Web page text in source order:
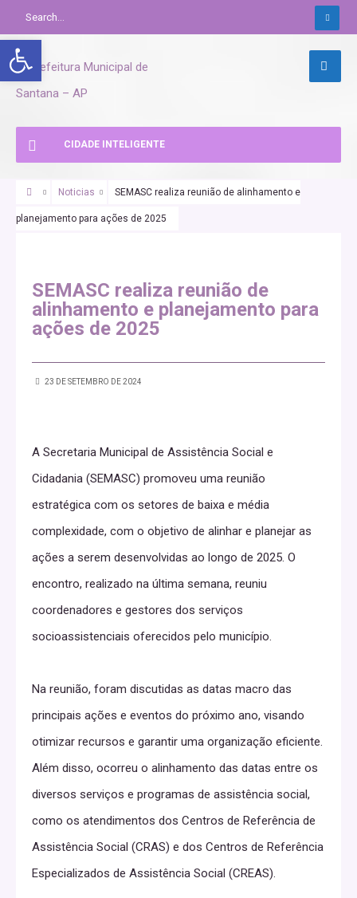
Abrir a barra de ferramentas
CIDADE INTELIGENTE
Noticias SEMASC realiza reunião de alinhamento e
planejamento para ações de 2025
SEMASC realiza reunião de
alinhamento e planejamento para
ações de 2025
23 DE SETEMBRO DE 2024
A Secretaria Municipal de Assistência Social e
Cidadania (SEMASC) promoveu uma reunião
estratégica com os setores de baixa e média
complexidade, com o objetivo de alinhar e planejar as
ações a serem desenvolvidas ao longo de 2025. O
encontro, realizado na última semana, reuniu
coordenadores e gestores dos serviços
socioassistenciais oferecidos pelo município.
Na reunião, foram discutidas as datas macro das
principais ações e eventos do próximo ano, visando
otimizar recursos e garantir uma organização eficiente.
Além disso, ocorreu o alinhamento das datas entre os
diversos serviços e programas de assistência social,
como os atendimentos dos Centros de Referência de
Assistência Social (CRAS) e dos Centros de Referência
Especializados de Assistência Social (CREAS).